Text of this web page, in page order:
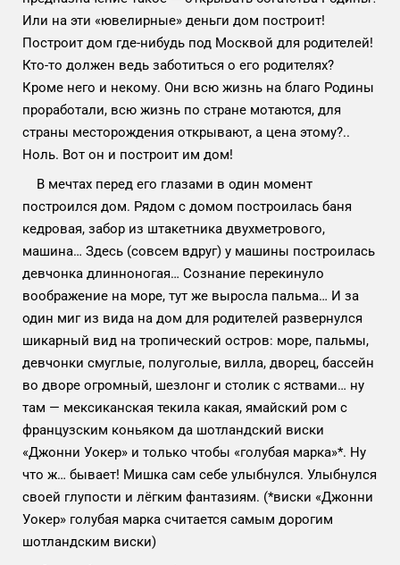
Или на эти «ювелирные» деньги дом построит!
Построит дом где-нибудь под Москвой для родителей!
Кто-то должен ведь заботиться о его родителях?
Кроме него и некому. Они всю жизнь на благо Родины
проработали, всю жизнь по стране мотаются, для
страны месторождения открывают, а цена этому?..
Ноль. Вот он и построит им дом!
В мечтах перед его глазами в один момент
построился дом. Рядом с домом построилась баня
кедровая, забор из штакетника двухметрового,
машина… Здесь (совсем вдруг) у машины построилась
девчонка длинноногая… Сознание перекинуло
воображение на море, тут же выросла пальма… И за
один миг из вида на дом для родителей развернулся
шикарный вид на тропический остров: море, пальмы,
девчонки смуглые, полуголые, вилла, дворец, бассейн
во дворе огромный, шезлонг и столик с яствами… ну
там — мексиканская текила какая, ямайский ром с
французским коньяком да шотландский виски
«Джонни Уокер» и только чтобы «голубая марка»*. Ну
что ж… бывает! Мишка сам себе улыбнулся. Улыбнулся
своей глупости и лёгким фантазиям. (*виски «Джонни
Уокер» голубая марка считается самым дорогим
шотландским виски)